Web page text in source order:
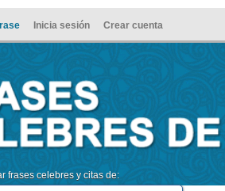
Inicia sesión Crear cuenta
frases celebres y citas de: